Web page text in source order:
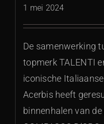
1 mei 2024
De samenwerking
topmerk TALENTI
iconische
Acerbis heeft
binnenhalen van